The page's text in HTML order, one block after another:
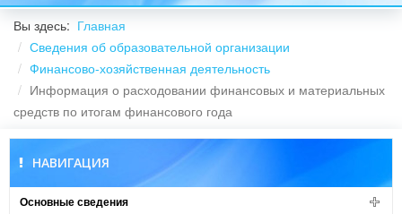
Вы здесь: Главная
Сведения об образовательной организации
Финансово-хозяйственная деятельность
Информация о расходовании финансовых и материальных
средств по итогам финансового года
НАВИГАЦИЯ
Основные сведения